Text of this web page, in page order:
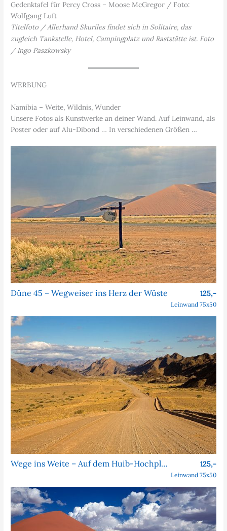
Gedenktafel für Percy Cross – Moose McGregor / Foto:
Wolfgang Luft
Titelfoto / Allerhand Skuriles findet sich in Solitaire, das
zugleich Tankstelle, Hotel, Campingplatz und Raststätte ist. Foto
/ Ingo Paszkowsky
WERBUNG
Namibia – Weite, Wildnis, Wunder
Unsere Fotos als Kunstwerke an deiner Wand. Auf Leinwand, als
Poster oder auf Alu-Dibond … In verschiedenen Größen …
Düne 45 – Wegweiser ins Herz der Wüste 125,-
Leinwand 75x50
Wege ins Weite – Auf dem Huib-Hochplateau in Namibia 125,-
Leinwand 75x50